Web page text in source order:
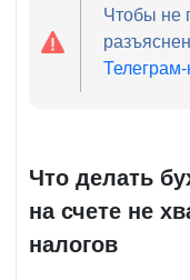
Чтобы не
Что делать
на счете не
налогов